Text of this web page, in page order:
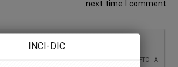
next time I comment.
INCI-DIC